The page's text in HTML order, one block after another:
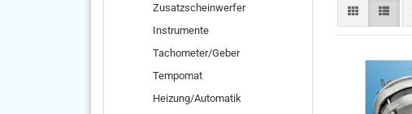
Zusatzscheinwerfer
Instrumente
Tachometer/Geber
Tempomat
Heizung/Automatik